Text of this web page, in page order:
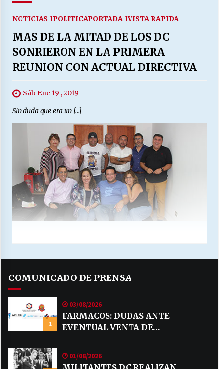
NOTICIAS 1POLITICAPORTADA 1VISTA RAPIDA
MAS DE LA MITAD DE LOS DC
SONRIERON EN LA PRIMERA
REUNION CON ACTUAL DIRECTIVA
Sáb Ene 19 , 2019
Sin duda que era un […]
COMUNICADO DE PRENSA
1
03/08/2026
FARMACOS: DUDAS ANTE
EVENTUAL VENTA DE
MEDICAMENTOS POR MERCADO
LIBRE
01/08/2026